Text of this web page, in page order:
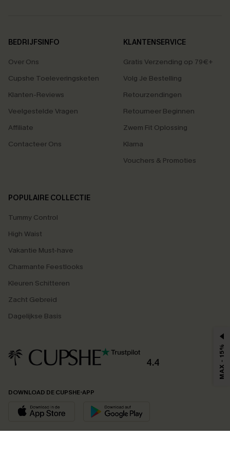
BEDRIJFSINFO
Over Ons
Cupshe Toeleveringsketen
Klanten-Reviews
Veelgestelde Vragen
Affiliate
Contacteer Ons
KLANTENSERVICE
Gratis Verzending op 79€+
Volg Je Bestelling
Retourzendingen
Retourneer Beginnen
Zwem Fit Oplossing
Klarna
Vouchers & Promoties
POPULAIRE COLLECTIE
Tummy Control
High Waist
Vakantie Must-have
Charmante Feestlooks
Kleuren Schitteren
Zacht Gebreid
Dagelijkse Basis
4.4
DOWNLOAD DE CUPSHE-APP
MAX - 15%